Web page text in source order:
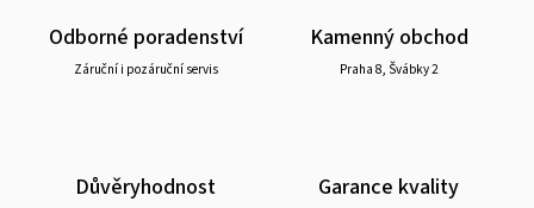
Odborné poradenství
Záruční i pozáruční servis
Kamenný obchod
Praha 8, Švábky 2
Důvěryhodnost Garance kvality